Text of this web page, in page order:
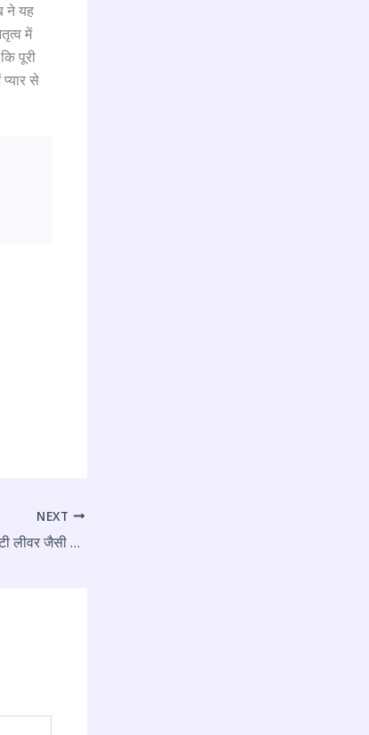
ने यह
में
पूरी
से
NEXT
भारतीयों को साइलेंट किलर फैटी लीवर जैसी बीमारियों से सावधान रहना चाहिए – विशेषज्ञ